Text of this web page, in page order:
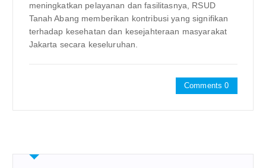
meningkatkan pelayanan dan fasilitasnya, RSUD
Tanah Abang memberikan kontribusi yang signifikan
terhadap kesehatan dan kesejahteraan masyarakat
Jakarta secara keseluruhan.
Comments 0